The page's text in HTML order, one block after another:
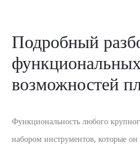
Подробный
возможностей
Функциональность любого
набором инструментов, которые он